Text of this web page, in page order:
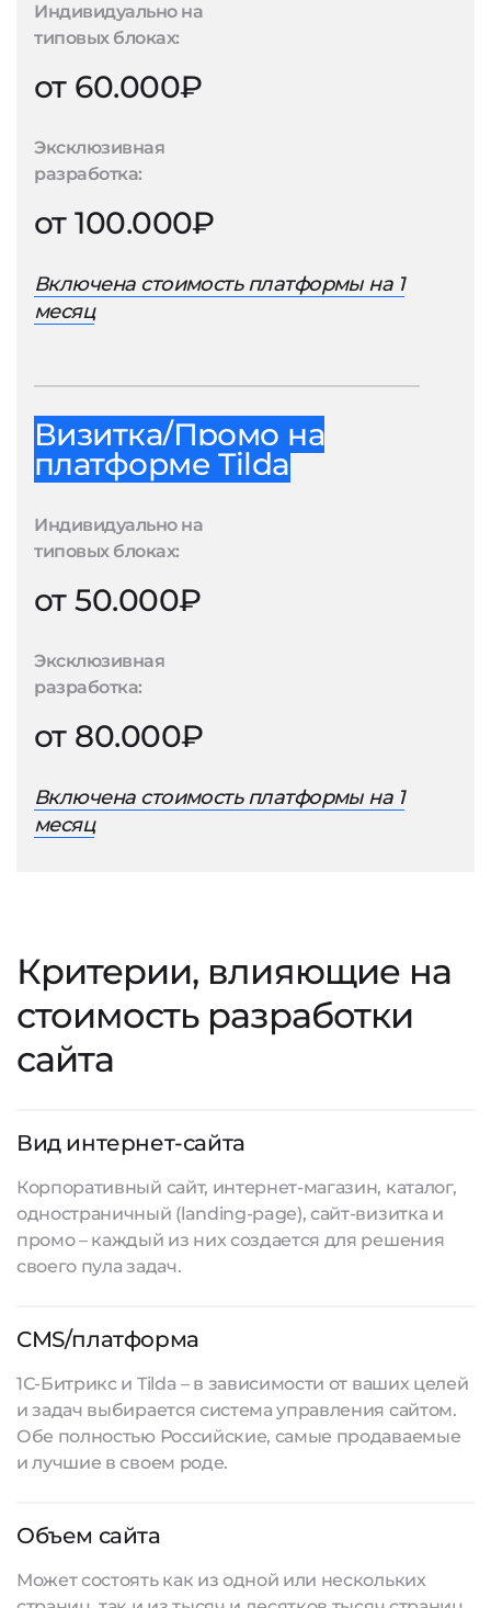
Индивидуально на
типовых блоках:
от 60.000₽
Эксклюзивная
разработка:
от 100.000₽
Включена стоимость платформы на 1
месяц
Визитка/Промо на
платформе Tilda
Индивидуально на
типовых блоках:
от 50.000₽
Эксклюзивная
разработка:
от 80.000₽
Включена стоимость платформы на 1
месяц
Критерии, влияющие на
стоимость разработки
сайта
Вид интернет-сайта
Корпоративный сайт, интернет-магазин, каталог,
одностраничный (landing-page), сайт-визитка и
промо – каждый из них создается для решения
своего пула задач.
CMS/платформа
1С-Битрикс и Tilda – в зависимости от ваших целей
и задач выбирается система управления сайтом.
Обе полностью Российские, самые продаваемые
и лучшие в своем роде.
Объем сайта
Может состоять как из одной или нескольких